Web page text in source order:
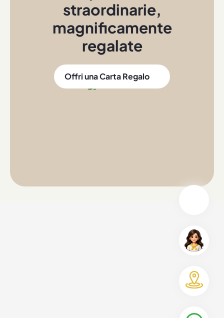
straordinarie,
magnificamente
regalate
Offri una Carta Regalo